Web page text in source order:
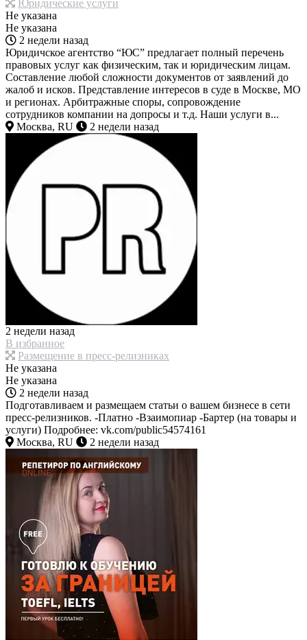
Юридические услуги
Не указана
Не указана
2 недели назад
Юридичское агентство “ЮС” предлагает полный перечень
правовых услуг как физическим, так и юридическим лицам.
Составление любой сложности документов от заявлений до
жалоб и исков. Представление интересов в суде в Москве, МО
и регионах. Арбитражные споры, сопровождение
сотрудников компании на допросы и т.д. Наши услуги в...
Москва, RU
2 недели назад
2 недели назад
В избранное
Размещение в пресс-релизниках
Не указана
Не указана
2 недели назад
Подготавливаем и размещаем статьи о вашем бизнесе в сети
пресс-релизников. -Платно -Взаимопиар -Бартер (на товары и
услуги) Подробнее: vk.com/public54574161
Москва, RU
2 недели назад